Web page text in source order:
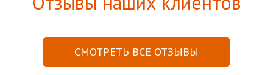
СМОТРЕТЬ ВСЕ ОТЗЫВЫ